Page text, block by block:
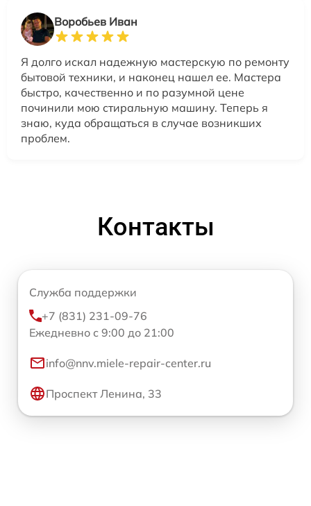
Воробьев Иван
Я долго искал надежную мастерскую по ремонту
бытовой техники, и наконец нашел ее. Мастера
быстро, качественно и по разумной цене
починили мою стиральную машину. Теперь я
знаю, куда обращаться в случае возникших
проблем.
Контакты
Служба поддержки
+7 (831) 231-09-76
Ежедневно с 9:00 до 21:00
info@nnv.miele-repair-center.ru
Проспект Ленина, 33